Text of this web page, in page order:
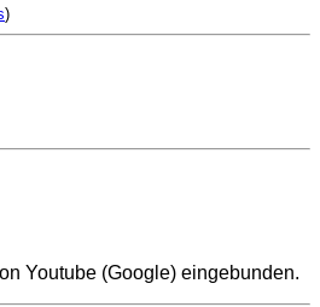
)
Youtube (Google) eingebunden.